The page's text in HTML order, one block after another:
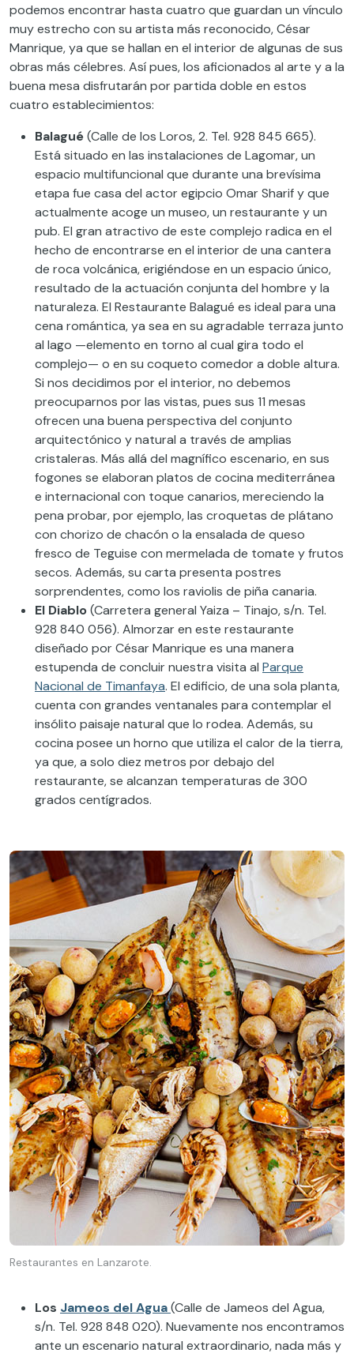
podemos encontrar hasta cuatro que guardan un vínculo
muy estrecho con su artista más reconocido, César
Manrique, ya que se hallan en el interior de algunas de sus
obras más célebres. Así pues, los aficionados al arte y a la
buena mesa disfrutarán por partida doble en estos
cuatro establecimientos:
Balagué(Calle de los Loros, 2. Tel. 928 845 665).
Está situado en las instalaciones de Lagomar, un
espacio multifuncional que durante una brevísima
etapa fue casa del actor egipcio Omar Sharif y que
actualmente acoge un museo, un restaurante y un
pub. El gran atractivo de este complejo radica en el
hecho de encontrarse en el interior de una cantera
de roca volcánica, erigiéndose en un espacio único,
resultado de la actuación conjunta del hombre y la
naturaleza. El Restaurante Balagué es ideal para una
cena romántica, ya sea en su agradable terraza junto
al lago —elemento en torno al cual gira todo el
complejo— o en su coqueto comedor a doble altura.
Si nos decidimos por el interior, no debemos
preocuparnos por las vistas, pues sus 11 mesas
ofrecen una buena perspectiva del conjunto
arquitectónico y natural a través de amplias
cristaleras. Más allá del magnífico escenario, en sus
fogones se elaboran platos de cocina mediterránea
e internacional con toque canarios, mereciendo la
pena probar, por ejemplo, las croquetas de plátano
con chorizo de chacón o la ensalada de queso
fresco de Teguise con mermelada de tomate y frutos
secos. Además, su carta presenta postres
sorprendentes, como los raviolis de piña canaria.
El Diablo(Carretera general Yaiza – Tinajo, s/n. Tel.
928 840 056). Almorzar en este restaurante
diseñado por César Manrique es una manera
estupenda de concluir nuestra visita al Parque
Nacional de Timanfaya. El edificio, de una sola planta,
cuenta con grandes ventanales para contemplar el
insólito paisaje natural que lo rodea. Además, su
cocina posee un horno que utiliza el calor de la tierra,
ya que, a solo diez metros por debajo del
restaurante, se alcanzan temperaturas de 300
grados centígrados.
Restaurantes en Lanzarote.
Los Jameos del Agua(Calle de Jameos del Agua,
s/n. Tel. 928 848 020). Nuevamente nos encontramos
ante un escenario natural extraordinario, nada más y